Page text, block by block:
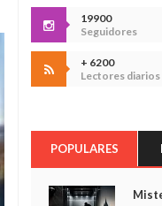
19900
Seguidores
+ 6200
Lectores diarios
POPULARES